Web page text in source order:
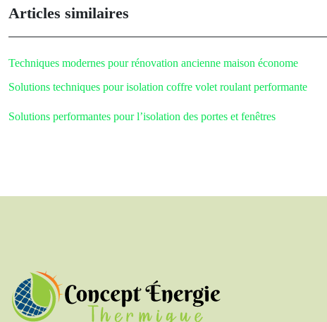
Articles similaires
Techniques modernes pour rénovation ancienne maison économe
Solutions techniques pour isolation coffre volet roulant performante
Solutions performantes pour l’isolation des portes et fenêtres